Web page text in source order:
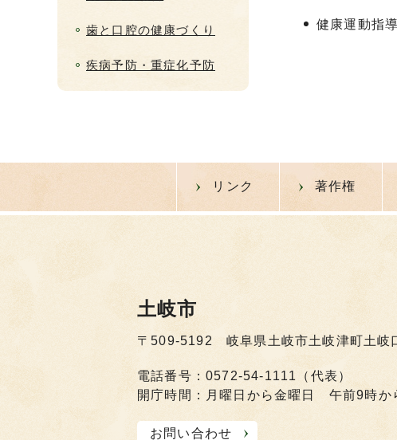
健康運動指
歯と口腔の健康づくり
疾病予防・重症化予防
リンク 著作権
土岐市
〒509-5192 岐阜県土岐市土岐津町土岐
電話番号：0572-54-1111（代表）
開庁時間：月曜日から金曜日 午前9時か
お問い合わせ